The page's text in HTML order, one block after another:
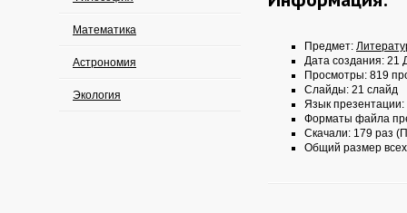
Математика
Астрономия
Экология
Предмет:
Дата создания: 21
Просмотры: 819
Слайды: 21 слайд
Язык презентации:
Форматы файла
Скачали: 179 раз
Общий размер